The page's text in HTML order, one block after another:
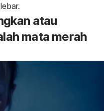
atau
mata merah